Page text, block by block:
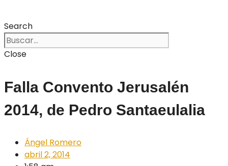
Search
Close
Falla Convento Jerusalén
2014, de Pedro Santaeulalia
Ángel Romero
abril 2, 2014